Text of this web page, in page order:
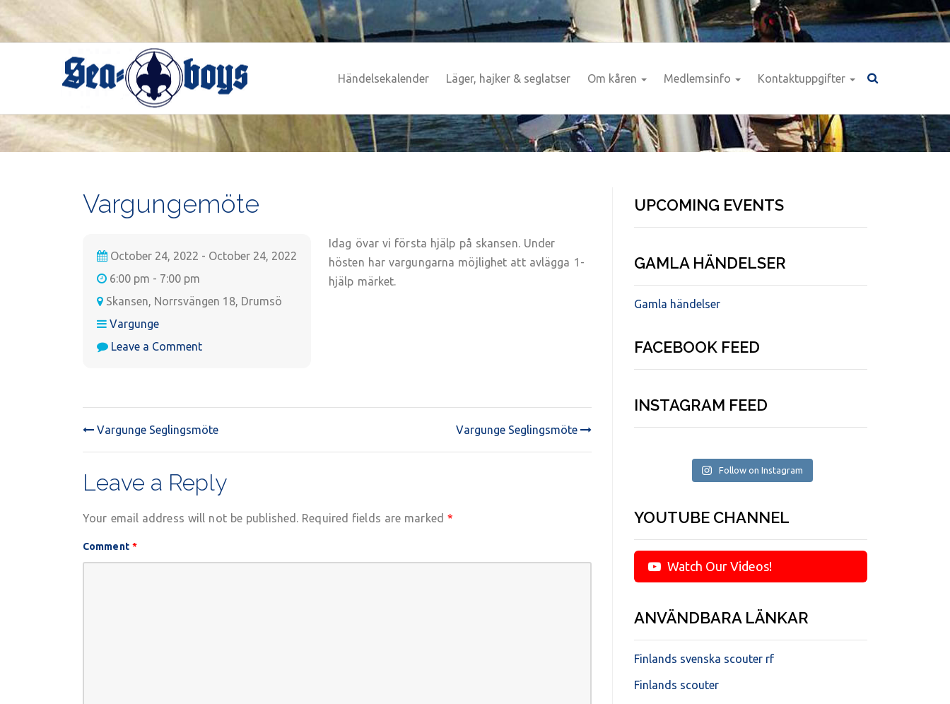
to
content
Händelsekalender Läger, hajker & seglatser Om kåren Medlemsinfo Kontaktuppgifter
Vargungemöte
October 24, 2022 - October 24, 2022
6:00 pm - 7:00 pm
Skansen, Norrsvängen 18, Drumsö
Vargunge
Leave a Commenton
Idag övar vi första hjälp på skansen. Under
hösten har vargungarna möjlighet att avlägga 1-
hjälp märket.
POST
NAVIGATION
Vargunge Seglingsmöte Vargunge Seglingsmöte
Leave a Reply
Your email address will not be published. Required fields are marked *
Comment *
UPCOMING EVENTS
GAMLA HÄNDELSER
Gamla händelser
FACEBOOK FEED
INSTAGRAM FEED
Follow on Instagram
YOUTUBE CHANNEL
Watch Our Videos!
ANVÄNDBARA LÄNKAR
Finlands svenska scouter rf
Finlands scouter